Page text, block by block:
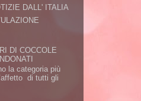
DALL' ITALIA
DI COCCOLE
la categoria più
di tutti gli